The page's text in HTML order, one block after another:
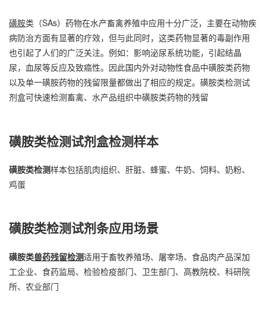
磺胺类（SAs）药物在水产畜禽养殖中应用十分广泛，主要在动物疾
病防治方面有显著的疗效，但与此同时，这类药物显著的毒副作用
也引起了人们的广泛关注。例如：影响泌尿系统功能，引起结晶
尿，血尿等反应及致癌性。因此国内外对动物性食品中磺胺类药物
以及单一磺胺药物的残留限量都做出了相应的规定。磺胺类检测试
剂盒可快速检测畜禽、水产品组织中磺胺类药物的残留
磺胺类检测试剂盒检测样本
磺胺类检测样本包括肌肉组织、肝脏、蜂蜜、牛奶、饲料、奶粉、
鸡蛋
磺胺类检测试剂条应用场景
磺胺类兽药残留检测适用于畜牧养殖场、屠宰场、食品肉产品深加
工企业、食药监局、检验检疫部门、卫生部门、高教院校、科研院
所、农业部门